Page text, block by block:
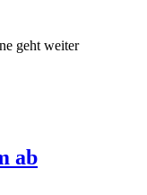
geht weiter
ab